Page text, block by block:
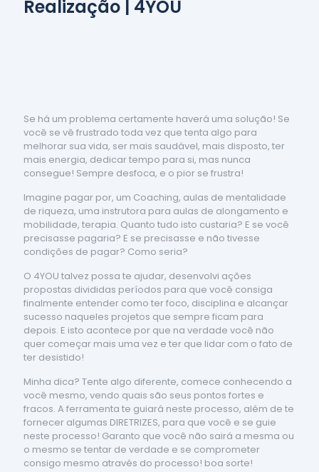
Realização | 4YOU
Se há um problema certamente haverá uma solução! Se
você se vê frustrado toda vez que tenta algo para
melhorar sua vida, ser mais saudável, mais disposto, ter
mais energia, dedicar tempo para si, mas nunca
consegue! Sempre desfoca, e o pior se frustra!
Imagine pagar por, um Coaching, aulas de mentalidade
de riqueza, uma instrutora para aulas de alongamento e
mobilidade, terapia. Quanto tudo isto custaria? E se você
precisasse pagaria? E se precisasse e não tivesse
condições de pagar? Como seria?
O 4YOU talvez possa te ajudar, desenvolvi ações
propostas divididas períodos para que você consiga
finalmente entender como ter foco, disciplina e alcançar
sucesso naqueles projetos que sempre ficam para
depois. E isto acontece por que na verdade você não
quer começar mais uma vez e ter que lidar com o fato de
ter desistido!
Minha dica? Tente algo diferente, comece conhecendo a
você mesmo, vendo quais são seus pontos fortes e
fracos. A ferramenta te guiará neste processo, além de te
fornecer algumas DIRETRIZES, para que você e se guie
neste processo! Garanto que você não sairá a mesma ou
o mesmo se tentar de verdade e se comprometer
consigo mesmo através do processo! boa sorte!